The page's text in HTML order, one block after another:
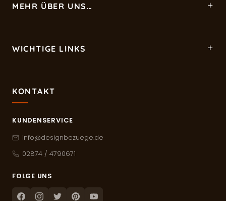
MEHR ÜBER UNS…
WICHTIGE LINKS
KONTAKT
KUNDENSERVICE
info@designbezuege.de
02874 / 4790671
FOLGE UNS